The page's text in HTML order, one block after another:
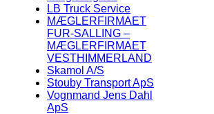
LB Truck Service
MÆGLERFIRMAET
FUR-SALLING –
MÆGLERFIRMAET
VESTHIMMERLAND
Skamol A/S
Stouby Transport ApS
Vognmand Jens Dahl
ApS